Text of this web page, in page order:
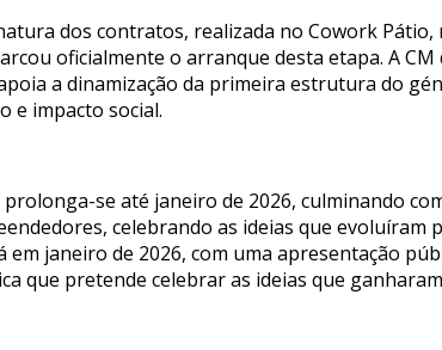
dos contratos, realizada no Cowork
oficialmente o arranque desta etapa. A
a dinamização da primeira estrutura do
e impacto social.
prolonga-se até janeiro de 2026, culminando
celebrando as ideias que evoluíram
em janeiro de 2026, com uma apresentação
que pretende celebrar as ideias que